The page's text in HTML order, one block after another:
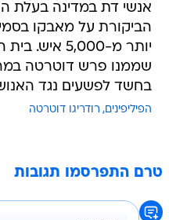
אנשי דת במדינה בעלת
הביקורת על מאבקו
יותר מ-5,000
שממנו פרש דוטרטה
בחשד לפשעים נגד
הפיליפינים רודריגו דוטרטה
טרם התפרסמו תגובות